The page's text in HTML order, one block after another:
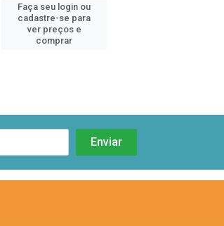
Faça seu login ou
cadastre-se para
ver preços e
comprar